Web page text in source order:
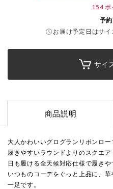
154ポ
予
お届け予定日はサイ
サイ
商品説明
大人かわいいグログランリボンロー
履きやすいラウンドよりのスクエ
日も履ける全天候対応仕様で履きや
いつものコーデをぐっと上品に、
一足です。